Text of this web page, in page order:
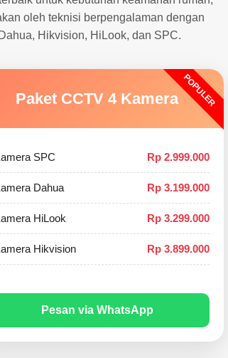
oleh teknisi berpengalaman dengan
Hikvision, HiLook, dan SPC.
POPULER
Paket CCTV 4 Kamera
SPC Rp 2.999.000
Dahua Rp 3.199.000
HiLook Rp 3.299.000
Hikvision Rp 3.899.000
Pesan via WhatsApp